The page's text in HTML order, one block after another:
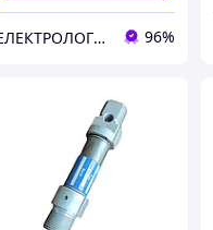
ЕЛЕКТРОЛОГІСТИК 96%